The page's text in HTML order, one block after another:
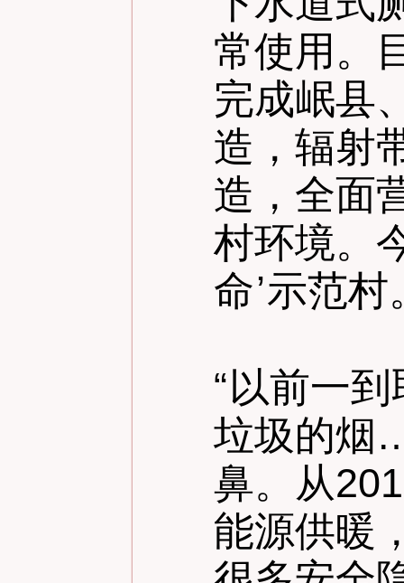
常使用。
完成岷县
造，辐射
造，全面
村环境。
命’示范村
“以前一
垃圾的烟
鼻。从
能源供暖